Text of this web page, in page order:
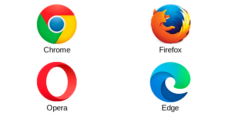
Chrome Firefox
Opera Edge